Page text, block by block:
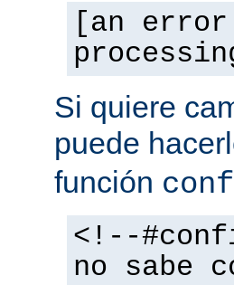
[an
Si quiere
puede
función
<!--
no sabe